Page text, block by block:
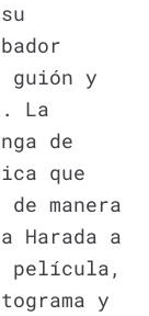
guión y
. La
de
que
manera
Harada a
película,
y